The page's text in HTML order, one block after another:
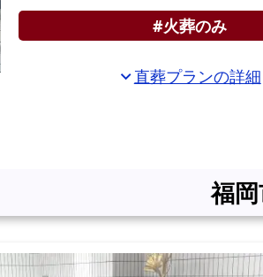
#火葬のみ
expand_more直葬プランの詳細
福